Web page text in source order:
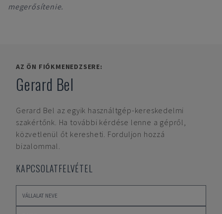
megerősítenie.
AZ ÖN FIÓKMENEDZSERE:
Gerard Bel
Gerard Bel az egyik használtgép-kereskedelmi
szakértőnk. Ha további kérdése lenne a gépről,
közvetlenül őt keresheti. Forduljon hozzá
bizalommal.
KAPCSOLATFELVÉTEL